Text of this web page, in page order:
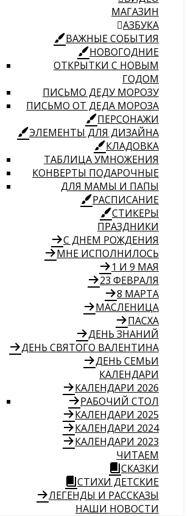
МАГАЗИН
АЗБУКА
ВАЖНЫЕ СОБЫТИЯ
НОВОГОДНИЕ
ОТКРЫТКИ С НОВЫМ
ГОДОМ
ПИСЬМО ДЕДУ МОРОЗУ
ПИСЬМО ОТ ДЕДА МОРОЗА
ПЕРСОНАЖИ
ЭЛЕМЕНТЫ ДЛЯ ДИЗАЙНА
КЛАДОВКА
ТАБЛИЦА УМНОЖЕНИЯ
КОНВЕРТЫ ПОДАРОЧНЫЕ
ДЛЯ МАМЫ И ПАПЫ
РАСПИСАНИЕ
СТИКЕРЫ
ПРАЗДНИКИ
С ДНЕМ РОЖДЕНИЯ
МНЕ ИСПОЛНИЛОСЬ
1 И 9 МАЯ
23 ФЕВРАЛЯ
8 МАРТА
МАСЛЕНИЦА
ПАСХА
ДЕНЬ ЗНАНИЙ
ДЕНЬ СВЯТОГО ВАЛЕНТИНА
ДЕНЬ СЕМЬИ
КАЛЕНДАРИ
КАЛЕНДАРИ 2026
РАБОЧИЙ СТОЛ
КАЛЕНДАРИ 2025
КАЛЕНДАРИ 2024
КАЛЕНДАРИ 2023
ЧИТАЕМ
СКАЗКИ
СТИХИ ДЕТСКИЕ
ЛЕГЕНДЫ И РАССКАЗЫ
НАШИ НОВОСТИ